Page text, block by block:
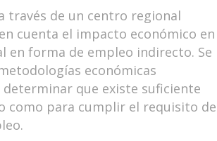
través de un centro regional
cuenta el impacto económico en
en forma de empleo indirecto. Se
económicas
determinar que existe suficiente
como para cumplir el requisito de